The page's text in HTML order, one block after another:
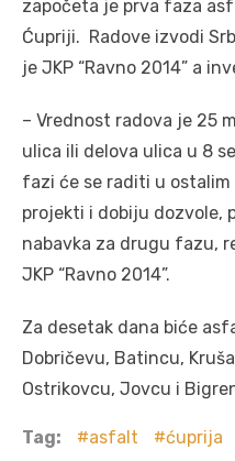
započeta je prva faza
Ćupriji. Radove izvodi
je JKP “Ravno 2014” a
– Vrednost radova je 25
ulica ili delova ulica u 8
fazi će se raditi u ostalim
projekti i dobiju dozvole,
nabavka za drugu fazu,
JKP “Ravno 2014”.
Za desetak dana biće
Dobričevu, Batincu,
Ostrikovcu, Jovcu i
Tag: asfalt ćuprija